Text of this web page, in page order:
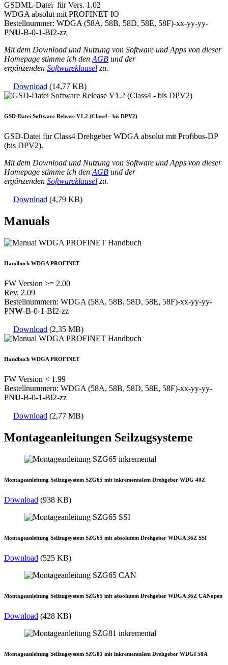
GSDML-Datei für Vers. 1.02
WDGA absolut mit PROFINET IO
Bestellnummer: WDGA (58A, 58B, 58D, 58E, 58F)-xx-yy-yy-
PNU-B-0-1-BI2-zz
Mit dem Download und Nutzung von Software und Apps von dieser
Homepage stimme ich denAGB und der
ergänzenden Softwareklausel zu.
Download (14,77 KB)
GSD-Datei Software Release V1.2 (Class4 - bis DPV2)
GSD-Datei für Class4 Drehgeber WDGA absolut mit Profibus-DP
(bis DPV2).
Mit dem Download und Nutzung von Software und Apps von dieser
Homepage stimme ich den AGB und der
ergänzenden Softwareklausel zu.
Download (4,79 KB)
Manuals
Handbuch WDGA PROFINET
FW Version >= 2.00
Rev. 2.09
Bestellnummern: WDGA (58A, 58B, 58D, 58E, 58F)-xx-yy-yy-
PNW-B-0-1-BI2-zz
Download (2,35 MB)
Handbuch WDGA PROFINET
FW Version < 1.99
Bestellnummern: WDGA (58A, 58B, 58D, 58E, 58F)-xx-yy-yy-
PNU-B-0-1-BI2-zz
Download (2,77 MB)
Montageanleitungen Seilzugsysteme
Montageanleitung Seilzugsystem SZG65 mit inkrementalem Drehgeber WDG 40Z
Download (938 KB)
Montageanleitung Seilzugsystem SZG65 mit absolutem Drehgeber WDGA 36Z SSI
Download (525 KB)
Montageanleitung Seilzugsystem SZG65 mit absolutem Drehgeber WDGA 36Z CANopen
Download (428 KB)
Montageanleitung Seilzugsystem SZG81 mit inkrementalem Drehgeber WDGI 58A